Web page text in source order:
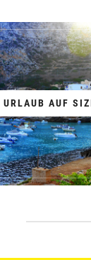
URLAUB AUF